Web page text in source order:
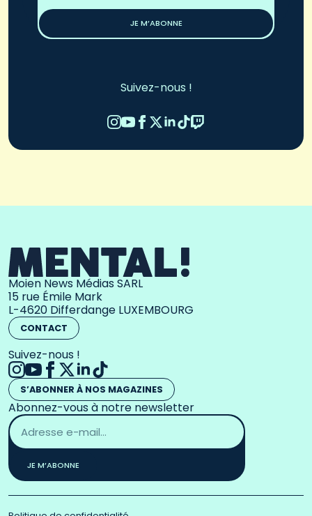
JE M’ABONNE
Suivez-nous !
Moien News Médias SARL
15 rue Émile Mark
L-4620 Differdange LUXEMBOURG
CONTACT
Suivez-nous !
S’ABONNER À NOS MAGAZINES
Abonnez-vous à notre newsletter
Adresse
email
*
JE M’ABONNE